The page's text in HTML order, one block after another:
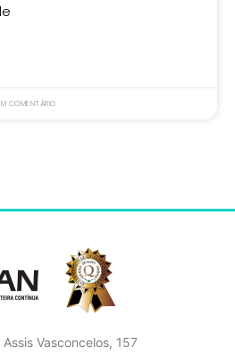
COMENTÁRIO
Vasconcelos, 157